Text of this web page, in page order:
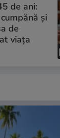
de ani:
și
de
viața